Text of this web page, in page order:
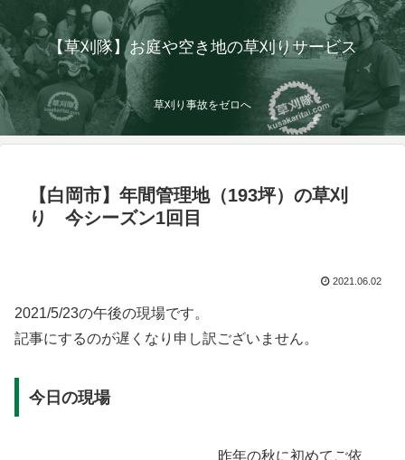
【草刈隊】お庭や空き地の草刈りサービス
草刈り事故をゼロへ
【白岡市】年間管理地（193坪）の草刈
り 今シーズン1回目
2021.06.02
2021/5/23の午後の現場です。
記事にするのが遅くなり申し訳ございません。
今日の現場
昨年の秋に初めてご依